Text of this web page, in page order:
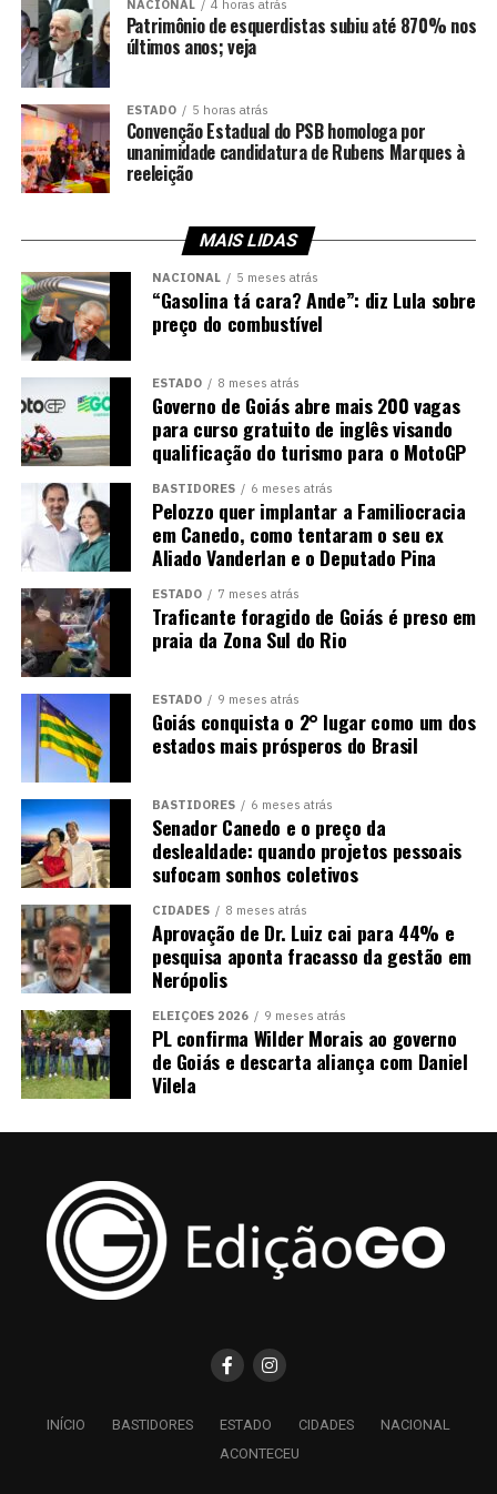
NACIONAL 4 horas atrás
Patrimônio de esquerdistas subiu até 870% nos
últimos anos; veja
ESTADO 5 horas atrás
Convenção Estadual do PSB homologa por
unanimidade candidatura de Rubens Marques à
reeleição
MAIS LIDAS
NACIONAL 5 meses atrás
“Gasolina tá cara? Ande”: diz Lula sobre
preço do combustível
ESTADO 8 meses atrás
Governo de Goiás abre mais 200 vagas
para curso gratuito de inglês visando
qualificação do turismo para o MotoGP
BASTIDORES 6 meses atrás
Pelozzo quer implantar a Familiocracia
em Canedo, como tentaram o seu ex
Aliado Vanderlan e o Deputado Pina
ESTADO 7 meses atrás
Traficante foragido de Goiás é preso em
praia da Zona Sul do Rio
ESTADO 9 meses atrás
Goiás conquista o 2° lugar como um dos
estados mais prósperos do Brasil
BASTIDORES 6 meses atrás
Senador Canedo e o preço da
deslealdade: quando projetos pessoais
sufocam sonhos coletivos
CIDADES 8 meses atrás
Aprovação de Dr. Luiz cai para 44% e
pesquisa aponta fracasso da gestão em
Nerópolis
ELEIÇÕES 2026 9 meses atrás
PL confirma Wilder Morais ao governo
de Goiás e descarta aliança com Daniel
Vilela
INÍCIO BASTIDORES ESTADO CIDADES
NACIONAL
ACONTECEU